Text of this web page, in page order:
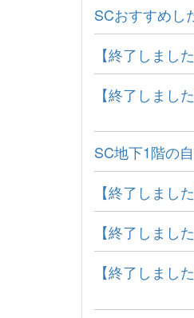
SCおすすめし
【終了しまし
【終了しまし
SC地下1階の
【終了しまし
【終了しまし
【終了しまし